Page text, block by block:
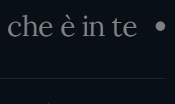
è in te